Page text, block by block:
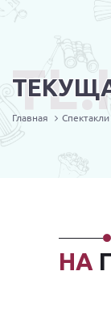
Главная Спектакли
НА